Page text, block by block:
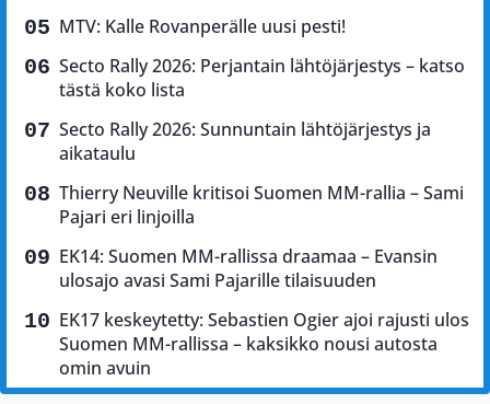
MTV: Kalle Rovanperälle uusi pesti!
Secto Rally 2026: Perjantain lähtöjärjestys – katso
tästä koko lista
Secto Rally 2026: Sunnuntain lähtöjärjestys ja
aikataulu
Thierry Neuville kritisoi Suomen MM-rallia – Sami
Pajari eri linjoilla
EK14: Suomen MM-rallissa draamaa – Evansin
ulosajo avasi Sami Pajarille tilaisuuden
EK17 keskeytetty: Sebastien Ogier ajoi rajusti ulos
Suomen MM-rallissa – kaksikko nousi autosta
omin avuin